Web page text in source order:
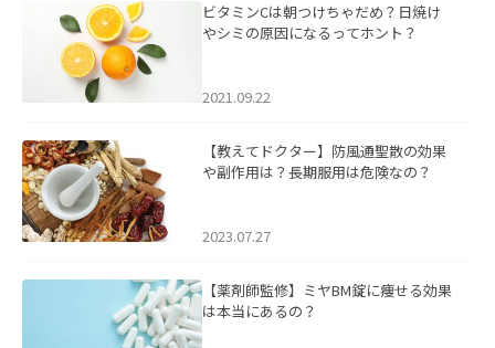
ビタミンCは朝つけちゃだめ？日焼け
やシミの原因になるってホント？
2021.09.22
【教えてドクター】防風通聖散の効果
や副作用は？長期服用は危険なの？
2023.07.27
【薬剤師監修】ミヤBM錠に痩せる効果
は本当にあるの？